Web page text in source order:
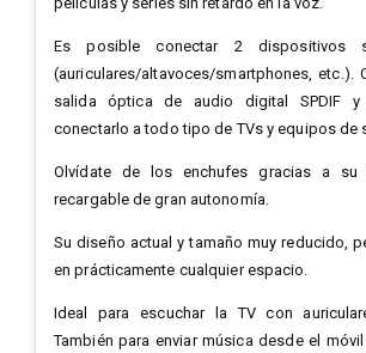
Es posible conectar 2 dispositivos
(auriculares/altavoces/smartphones, etc.).
salida óptica de audio digital SPDIF y
conectarlo a todo tipo de TVs y equipos de
Olvídate de los enchufes gracias a
recargable de gran autonomía.
Su diseño actual y tamaño muy reducido,
en prácticamente cualquier espacio.
Ideal para escuchar la TV con
También para enviar música desde el